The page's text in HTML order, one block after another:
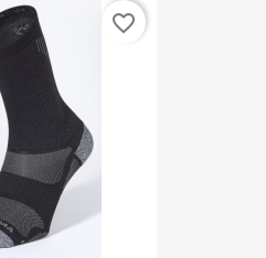
favorite_border